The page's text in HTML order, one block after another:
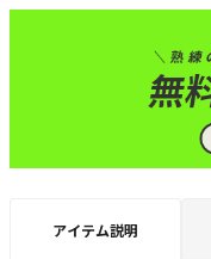
アイテム説明